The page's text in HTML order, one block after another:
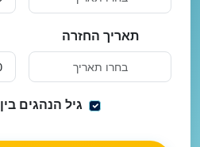
תאריך החזרה
גיל הנהגים בין 30-65